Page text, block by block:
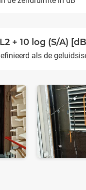
+ 10 log (S/A)
als de